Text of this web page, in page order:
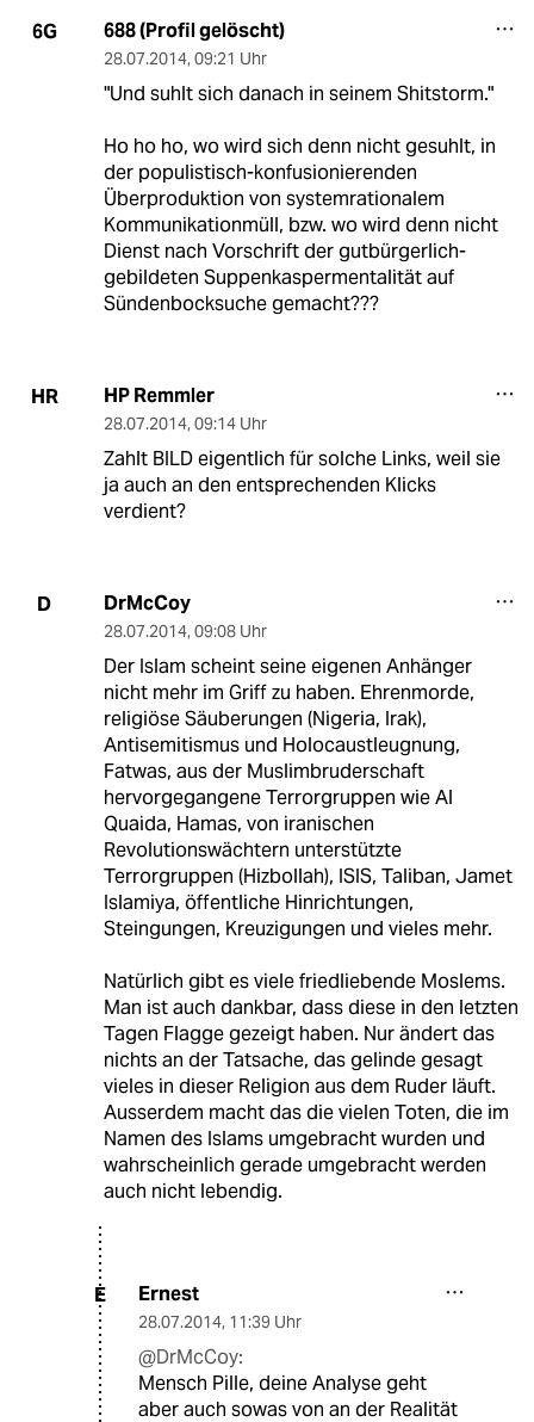
6G 688 (Profil gelöscht)
28.07.2014, 09:21 Uhr
"Und suhlt sich danach in seinem Shitstorm."
Ho ho ho, wo wird sich denn nicht gesuhlt, in
der populistisch-konfusionierenden
Überproduktion von systemrationalem
Kommunikationmüll, bzw. wo wird denn nicht
Dienst nach Vorschrift der gutbürgerlich-
gebildeten Suppenkaspermentalität auf
Sündenbocksuche gemacht???
HR HP Remmler
28.07.2014, 09:14 Uhr
Zahlt BILD eigentlich für solche Links, weil sie
ja auch an den entsprechenden Klicks
verdient?
D DrMcCoy
28.07.2014, 09:08 Uhr
Der Islam scheint seine eigenen Anhänger
nicht mehr im Griff zu haben. Ehrenmorde,
religiöse Säuberungen (Nigeria, Irak),
Antisemitismus und Holocaustleugnung,
Fatwas, aus der Muslimbruderschaft
hervorgegangene Terrorgruppen wie Al
Quaida, Hamas, von iranischen
Revolutionswächtern unterstützte
Terrorgruppen (Hizbollah), ISIS, Taliban, Jamet
Islamiya, öffentliche Hinrichtungen,
Steingungen, Kreuzigungen und vieles mehr.
Natürlich gibt es viele friedliebende Moslems.
Man ist auch dankbar, dass diese in den letzten
Tagen Flagge gezeigt haben. Nur ändert das
nichts an der Tatsache, das gelinde gesagt
vieles in dieser Religion aus dem Ruder läuft.
Ausserdem macht das die vielen Toten, die im
Namen des Islams umgebracht wurden und
wahrscheinlich gerade umgebracht werden
auch nicht lebendig.
E Ernest
28.07.2014, 11:39 Uhr
@DrMcCoy:
Mensch Pille, deine Analyse geht
aber auch sowas von an der Realität